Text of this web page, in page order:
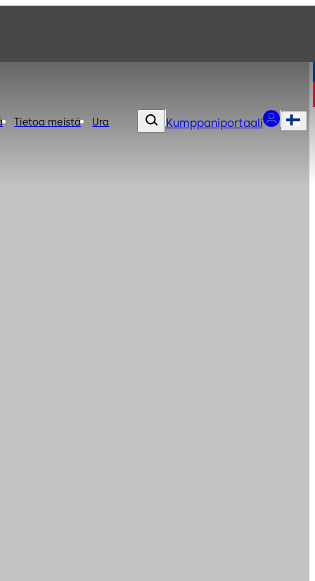
Tietoa meistä Ura Kumppaniportaali